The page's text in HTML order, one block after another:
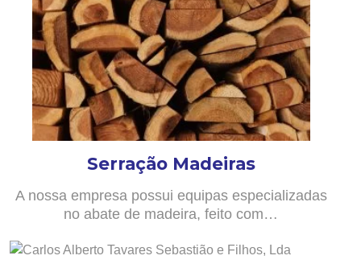
Serração Madeiras
A nossa empresa possui equipas especializadas
no abate de madeira, feito com…